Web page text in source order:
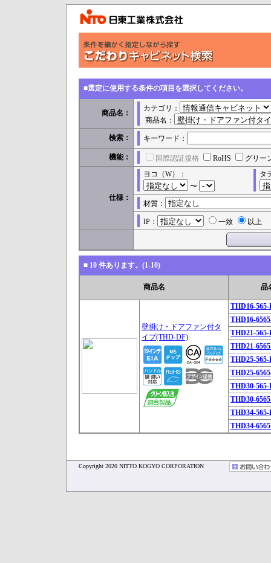
■選定に使用する条件の項目を選択してください。
商品名：
カテゴリ：
商品名：
検索： キーワード：
機能： 国際認証規格 RoHS グリー
仕様：
ヨコ（W）：
〜
タ
材質：
IP： 一致 以上
■ 10 件あります。(1-10)
商品名 品
壁掛け・ドアファン付タ
イプ(THD-DF)
THD16-565-
THD16-
THD21-565-
THD21-
THD25-565-
THD25-
THD30-565-
THD30-
THD34-565-
THD34-
Copyright 2020 NITTO KOGYO CORPORATION